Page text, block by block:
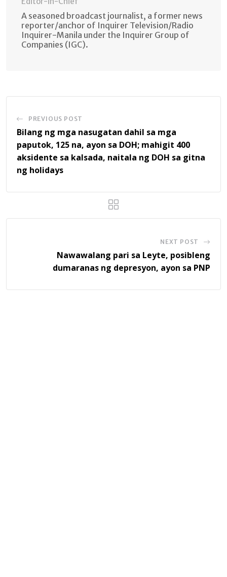
A seasoned broadcast journalist, a former news
reporter/anchor of Inquirer Television/Radio
Inquirer-Manila under the Inquirer Group of
Companies (IGC).
PREVIOUS POST
Bilang ng mga nasugatan dahil sa mga
paputok, 125 na, ayon sa DOH; mahigit 400
aksidente sa kalsada, naitala ng DOH sa gitna
ng holidays
NEXT POST
Nawawalang pari sa Leyte, posibleng
dumaranas ng depresyon, ayon sa PNP